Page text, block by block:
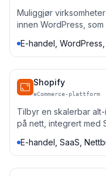
Muliggjør
innen WordPress,
betalinger, lager og
E-handel,
Shopify
eCommerce-plattform
Tilbyr en skalerbar
på nett, integrert med
E-handel, SaaS,